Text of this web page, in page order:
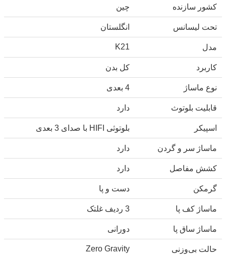
کشور سازنده چین
تحت لیسانس انگلستان
مدل K21
کاربرد کل بدن
نوع ماساژ 4 بعدی
قابلیت بلوتوث دارد
اسپیکر بلوتوثی HIFI با صدای 3 بعدی
ماساژ سر و گردن دارد
کشش مفاصل دارد
گرمکن دست و پا
ماساژ کف پا 3 ردیف غلتک
ماساژ ساق پا دورانی
حالت بی‌وزنی Zero Gravity